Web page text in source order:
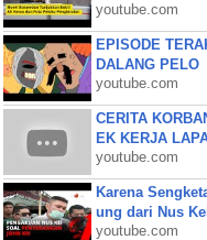
youtube.com
EPISODE
DALANG PELO
youtube.com
CERITA
EK KERJA
youtube.com
Karena
ung dari Nus
youtube.com